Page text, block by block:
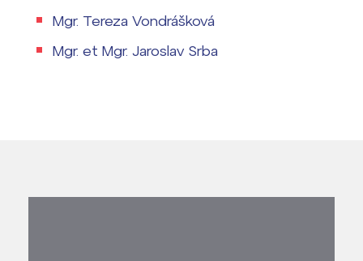
Mgr. Tereza Vondrášková
Mgr. et Mgr. Jaroslav Srba